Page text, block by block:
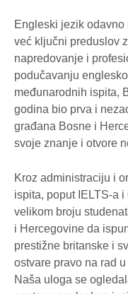
Engleski jezik
već ključni preduslov
napredovanje i
podučavanju
međunarodnih ispita,
godina bio prva i
građana Bosne i
svoje znanje i otvore
Kroz administraciju i
ispita, poput IELTS-a
velikom broju
i Hercegovine da
prestižne britanske i
ostvare pravo na rad
Naša uloga se